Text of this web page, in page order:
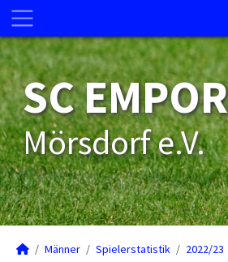
SC EMPOR
Mörsdorf e.V.
Männer Spielerstatistik 2022/23